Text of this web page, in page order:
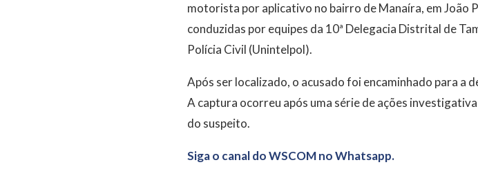
motorista por aplicativo no bairro de Manaíra, em João
conduzidas por equipes da 10ª Delegacia Distrital de
Polícia Civil (Unintelpol).
Após ser localizado, o acusado foi encaminhado para a
A captura ocorreu após uma série de ações
do suspeito.
Siga o canal do WSCOM no Whatsapp.